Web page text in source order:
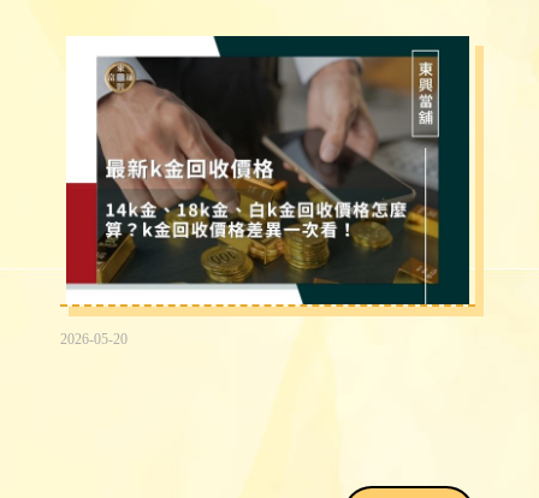
2026-05-20
K金回收價格：14K金、18K金、白K金